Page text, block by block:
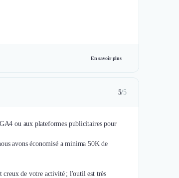
En savoir plus
5/5
ou aux plateformes publicitaires pour
avons économisé a minima 50K de
creux de votre activité ; l'outil est très